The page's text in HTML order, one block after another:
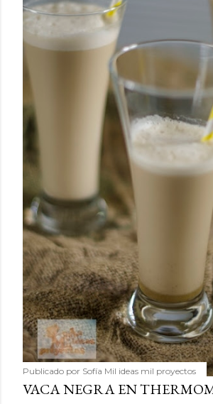
Publicado por Sofía Mil ideas mil proyectos
VACA NEGRA EN